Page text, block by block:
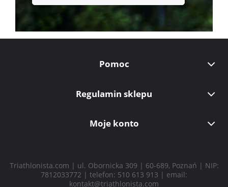
Pomoc
Regulamin sklepu
Moje konto
Triathlonista.com | ul. Obornicka 309 | 60-689, Poznań | NIP:
7812033772 | telefon: 510 613 913 | email:
kontakt@triathlonista.com